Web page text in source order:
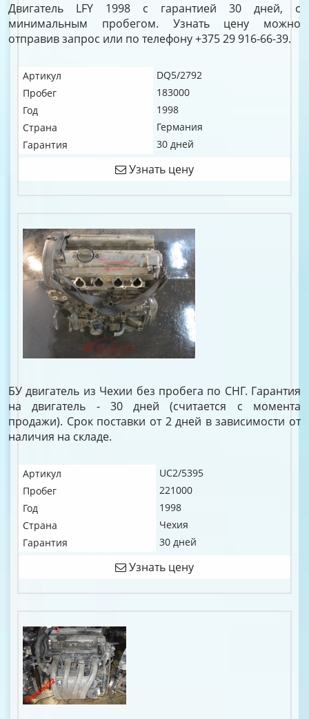
Двигатель LFY 1998 с гарантией 30 дней, с
минимальным пробегом. Узнать цену можно
отправив запрос или по телефону +375 29 916-66-39.
Артикул
DQ5/2792
Пробег
183000
Год
1998
Страна
Германия
Гарантия
30 дней
Узнать цену
БУ двигатель из Чехии без пробега по СНГ. Гарантия
на двигатель - 30 дней (считается с момента
продажи). Срок поставки от 2 дней в зависимости от
наличия на складе.
Артикул
UC2/5395
Пробег
221000
Год
1998
Страна
Чехия
Гарантия
30 дней
Узнать цену